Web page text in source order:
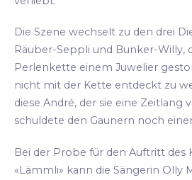
Die Szene wechselt zu den drei
Räuber-Seppli und Bunker-Willy,
Perlenkette einem Juwelier
nicht mit der Kette entdeckt zu
diese André, der sie eine Zeitlang
schuldete den Gaunern noch
Bei der Probe für den Auftritt des
«Lämmli» kann die Sängerin Olly